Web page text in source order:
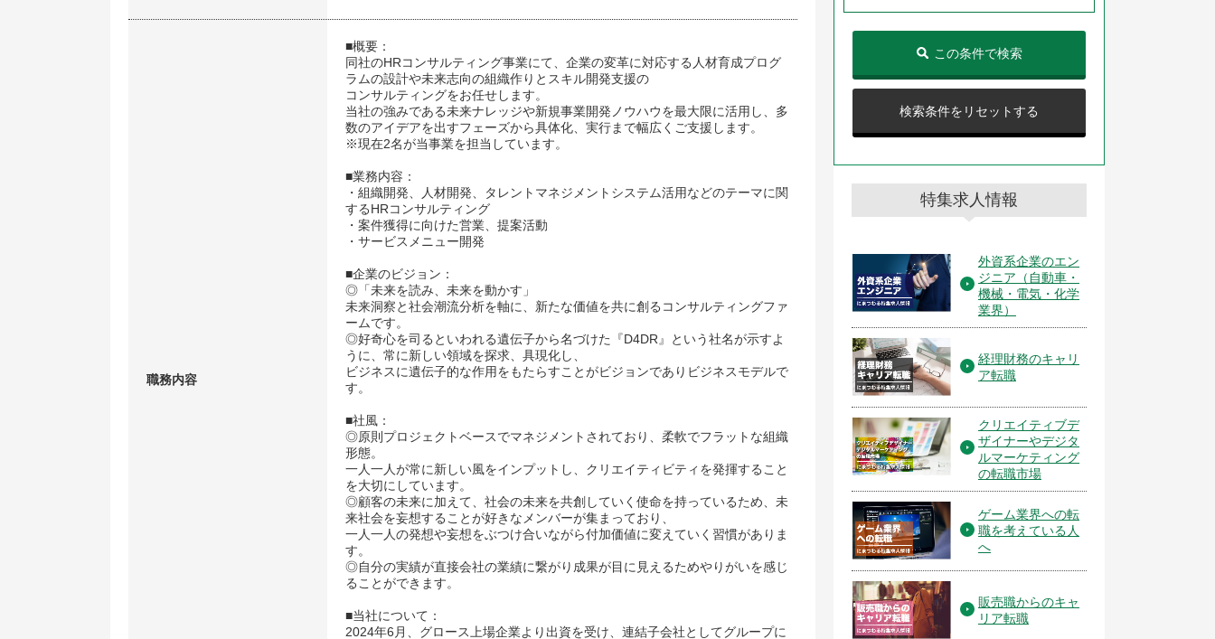
職務内容
■概要：
同社のHRコンサルティング事業にて、企業の変革に対応する人材育成プログ
ラムの設計や未来志向の組織作りとスキル開発支援の
コンサルティングをお任せします。
当社の強みである未来ナレッジや新規事業開発ノウハウを最大限に活用し、多
数のアイデアを出すフェーズから具体化、実行まで幅広くご支援します。
※現在2名が当事業を担当しています。
■業務内容：
・組織開発、人材開発、タレントマネジメントシステム活用などのテーマに関
するHRコンサルティング
・案件獲得に向けた営業、提案活動
・サービスメニュー開発
■企業のビジョン：
◎「未来を読み、未来を動かす」
未来洞察と社会潮流分析を軸に、新たな価値を共に創るコンサルティングファ
ームです。
◎好奇心を司るといわれる遺伝子から名づけた『D4DR』という社名が示すよ
うに、常に新しい領域を探求、具現化し、
ビジネスに遺伝子的な作用をもたらすことがビジョンでありビジネスモデルで
す。
■社風：
◎原則プロジェクトベースでマネジメントされており、柔軟でフラットな組織
形態。
一人一人が常に新しい風をインプットし、クリエイティビティを発揮すること
を大切にしています。
◎顧客の未来に加えて、社会の未来を共創していく使命を持っているため、未
来社会を妄想することが好きなメンバーが集まっており、
一人一人の発想や妄想をぶつけ合いながら付加価値に変えていく習慣がありま
す。
◎自分の実績が直接会社の業績に繋がり成果が目に見えるためやりがいを感じ
ることができます。
■当社について：
2024年6月、グロース上場企業より出資を受け、連結子会社としてグループに
検索条件をリセットする
この条件で検索
特集求人情報
外資系企業のエン
ジニア（自動車・
機械・電気・化学
業界）
経理財務のキャリ
ア転職
クリエイティブデ
ザイナーやデジタ
ルマーケティング
の転職市場
ゲーム業界への転
職を考えている人
へ
販売職からのキャ
リア転職